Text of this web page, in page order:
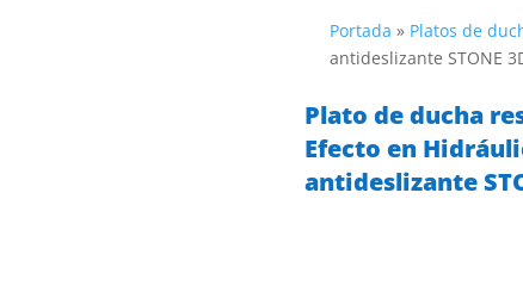
Portada » Platos de
antideslizante STONE
Plato de ducha
Efecto en
antideslizante